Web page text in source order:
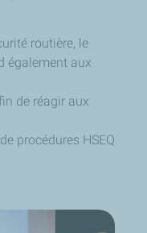
routière, le
également aux
de réagir aux
procédures HSEQ